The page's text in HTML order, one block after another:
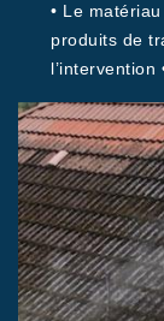
• Le
produits de
l’intervention